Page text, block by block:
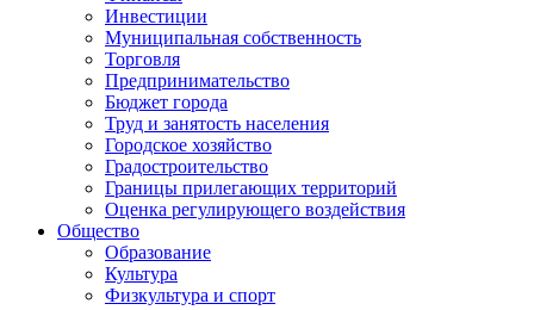
Инвестиции
Муниципальная собственность
Торговля
Предпринимательство
Бюджет города
Труд и занятость населения
Городское хозяйство
Градостроительство
Границы прилегающих территорий
Оценка регулирующего воздействия
Общество
Образование
Культура
Физкультура и спорт